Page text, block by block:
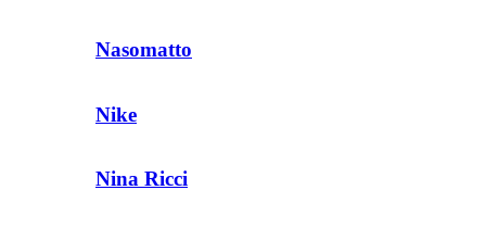
Nasomatto
Nike
Nina Ricci